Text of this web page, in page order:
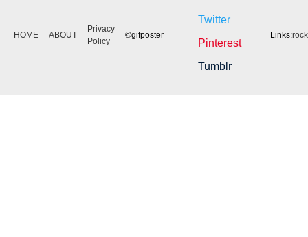
HOME ABOUT
Privacy
Policy
©gifposter
Twitter
Pinterest
Tumblr
Links: